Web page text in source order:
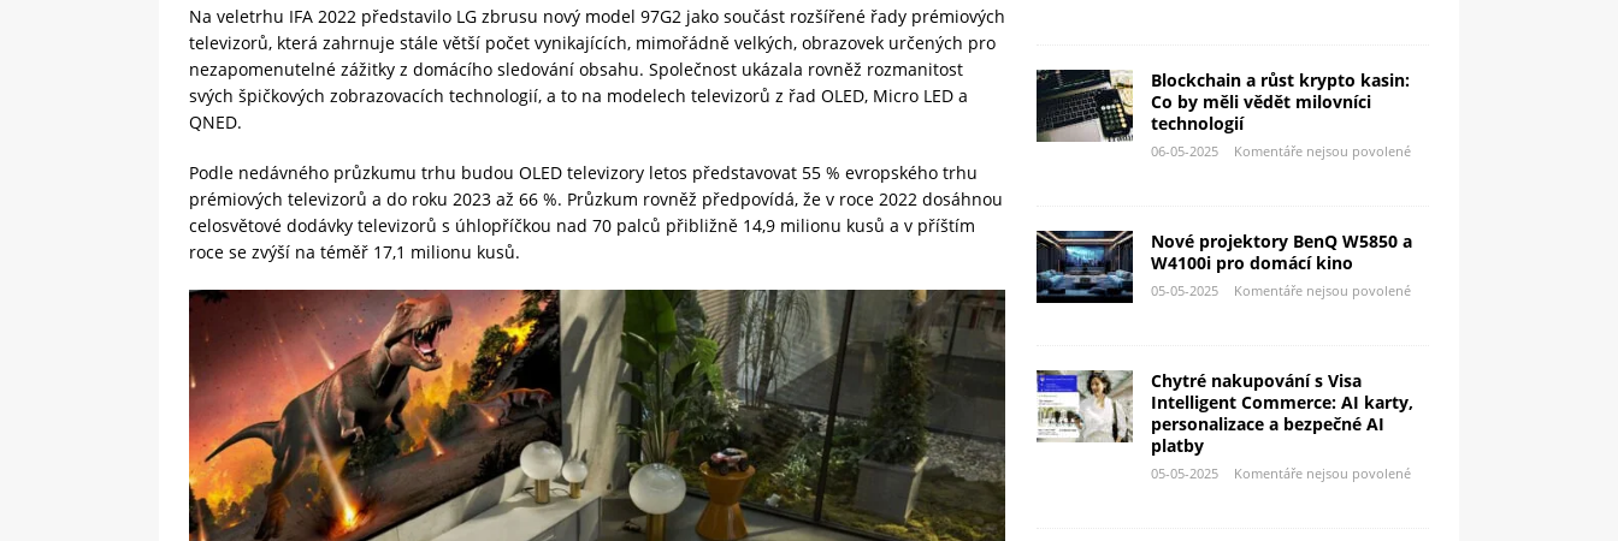
Na veletrhu IFA 2022 představilo LG zbrusu nový model 97G2 jako součást rozšířené řady prémiových
televizorů, která zahrnuje stále větší počet vynikajících, mimořádně velkých, obrazovek určených pro
nezapomenutelné zážitky z domácího sledování obsahu. Společnost ukázala rovněž rozmanitost
svých špičkových zobrazovacích technologií, a to na modelech televizorů z řad OLED, Micro LED a
QNED.
Podle nedávného průzkumu trhu budou OLED televizory letos představovat 55 % evropského trhu
prémiových televizorů a do roku 2023 až 66 %. Průzkum rovněž předpovídá, že v roce 2022 dosáhnou
celosvětové dodávky televizorů s úhlopříčkou nad 70 palců přibližně 14,9 milionu kusů a v příštím
roce se zvýší na téměř 17,1 milionu kusů.
Blockchain a růst krypto kasin:
Co by měli vědět milovníci
technologií
06-05-2025 Komentáře nejsou povolené
Nové projektory BenQ W5850 a
W4100i pro domácí kino
05-05-2025 Komentáře nejsou povolené
Chytré nakupování s Visa
Intelligent Commerce: AI karty,
personalizace a bezpečné AI
platby
05-05-2025 Komentáře nejsou povolené